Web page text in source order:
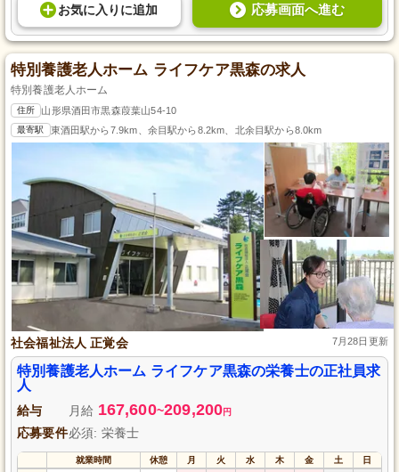
お気に入り に追加 応募画面へ進む
特別養護老人ホーム ライフケア黒森の求人
特別養護老人ホーム
住所 山形県酒田市黒森葭葉山54-10
最寄駅 東酒田駅から7.9km、余目駅から8.2km、北余目駅から8.0km
社会福祉法人 正覚会 7月28日更新
特別養護老人ホーム ライフケア黒森の栄養士の正社員求
人
給与 月給 167,600~209,200円
応募要件必須: 栄養士
就業時間 休憩 月 火 水 木 金 土 日